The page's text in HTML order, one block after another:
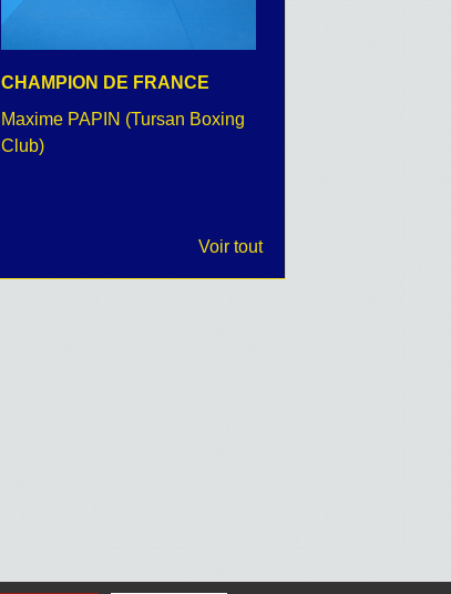
CHAMPION DE FRANCE
Maxime PAPIN (Tursan Boxing
Club)
Voir tout